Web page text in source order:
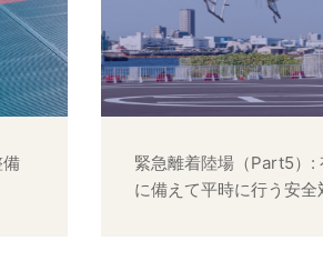
緊急離着陸場（Part5）:
に備えて平時に行う安全